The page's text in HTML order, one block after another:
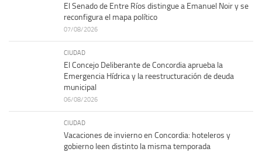
El Senado de Entre Ríos distingue a Emanuel Noir y se
reconfigura el mapa político
07/08/2026
CIUDAD
El Concejo Deliberante de Concordia aprueba la
Emergencia Hídrica y la reestructuración de deuda
municipal
06/08/2026
CIUDAD
Vacaciones de invierno en Concordia: hoteleros y
gobierno leen distinto la misma temporada